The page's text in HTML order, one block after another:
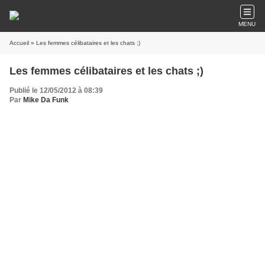
MENU
Accueil » Les femmes célibataires et les chats ;)
Les femmes célibataires et les chats ;)
Publié le 12/05/2012 à 08:39
Par Mike Da Funk